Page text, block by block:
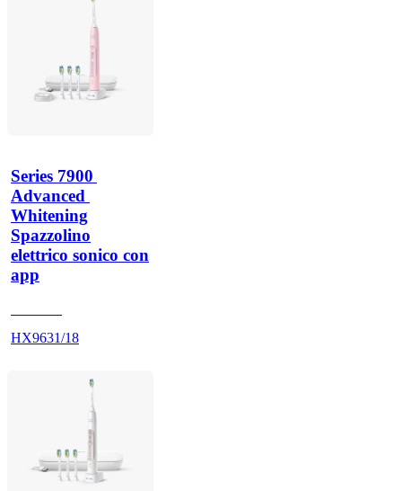
Series 7900
Advanced
Whitening
Spazzolino
elettrico sonico con
app
HX9631/18